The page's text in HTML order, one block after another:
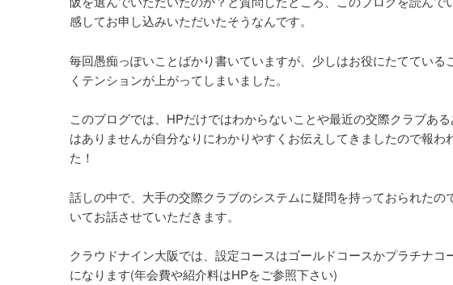
感してお申し込みいただいたそうなんです。
毎回愚痴っぽいことばかり書いていますが、少しはお役にたてている
くテンションが上がってしまいました。
このブログでは、HPだけではわからないことや最近の交際クラブあ
はありませんが自分なりにわかりやすくお伝えしてきましたので報わ
た！
話しの中で、大手の交際クラブのシステムに疑問を持っておられたの
いてお話させていただきます。
クラウドナイン大阪では、設定コースはゴールドコースかプラチナコ
になります(年会費や紹介料はHPをご参照下さい)